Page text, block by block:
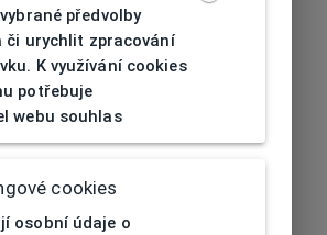
předvolby
či urychlit zpracování
K využívání cookies
potřebuje
webu souhlas
cookies
osobní údaje o